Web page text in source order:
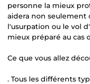
personne la mieux
aidera non
l'usurpation ou le vol
mieux préparé au cas
Ce que vous allez
. Tous les différents